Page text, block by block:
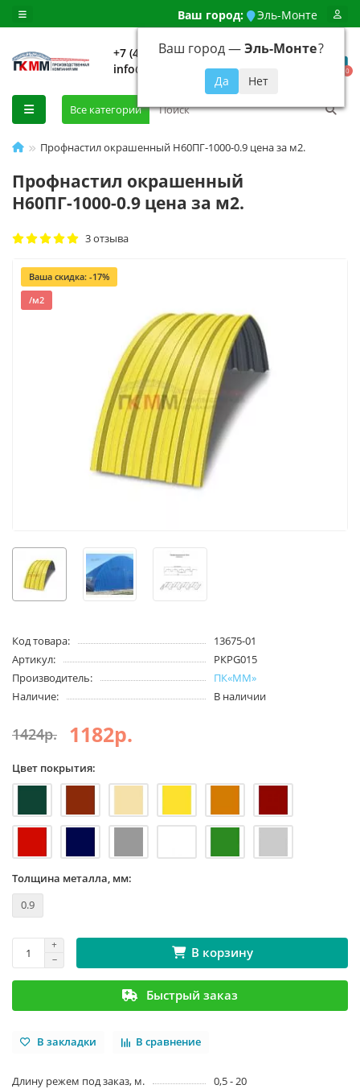
Ваш город: Эль-Монте
Ваш город —Эль-Монте?
+7 (499) 648-92-94
info@evroshtaketnikmoskva.ru
0
Все категории
Профнастил окрашенный Н60ПГ-1000-0.9 цена за м2.
Профнастил окрашенный
Н60ПГ-1000-0.9 цена за м2.
3 отзыва
Ваша скидка: -17%
/м2
Код товара:
13675-01
Артикул:
PКPG015
Производитель:
ПК«ММ»
Наличие:
В наличии
1424р. 1182р.
Цвет покрытия:
Толщина металла, мм:
0.9
В корзину
Быстрый заказ
В закладки В сравнение
Длину режем под заказ, м.
0,5 - 20